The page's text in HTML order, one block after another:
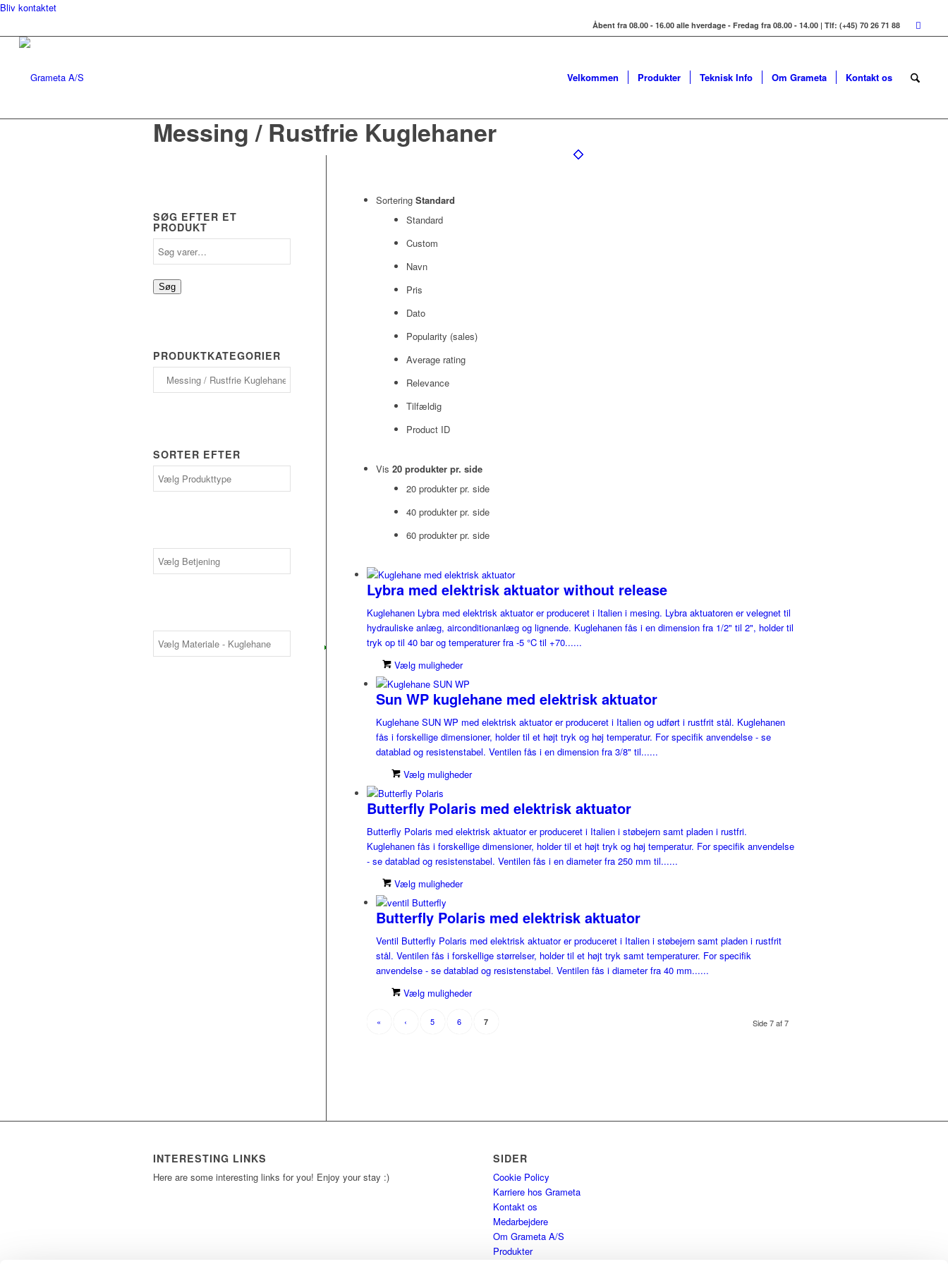
Bliv kontaktet
Åbent fra 08.00 - 16.00 alle hverdage - Fredag fra 08.00 - 14.00 | Tlf: (+45) 70 26 71 88
Velkommen Produkter Teknisk Info Om Grameta Kontakt os
Messing / Rustfrie Kuglehaner
Sortering Standard
Standard
Custom
Navn
Pris
Dato
Popularity (sales)
Average rating
Relevance
Tilfældig
Product ID
Vis 20 produkter pr. side
20 produkter pr. side
40 produkter pr. side
60 produkter pr. side
Lybra med elektrisk aktuator without release
Kuglehanen Lybra med elektrisk aktuator er produceret i Italien i mesing. Lybra aktuatoren er velegnet til
hydrauliske anlæg, airconditionanlæg og lignende. Kuglehanen fås i en dimension fra 1/2" til 2", holder til
tryk op til 40 bar og temperaturer fra -5 °C til +70......
Vælg muligheder
Sun WP kuglehane med elektrisk aktuator
Kuglehane SUN WP med elektrisk aktuator er produceret i Italien og udført i rustfrit stål. Kuglehanen
fås i forskellige dimensioner, holder til et højt tryk og høj temperatur. For specifik anvendelse - se
datablad og resistenstabel. Ventilen fås i en dimension fra 3/8" til......
Vælg muligheder
Butterfly Polaris med elektrisk aktuator
Butterfly Polaris med elektrisk aktuator er produceret i Italien i støbejern samt pladen i rustfri.
Kuglehanen fås i forskellige dimensioner, holder til et højt tryk og høj temperatur. For specifik anvendelse
- se datablad og resistenstabel. Ventilen fås i en diameter fra 250 mm til......
Vælg muligheder
Butterfly Polaris med elektrisk aktuator
Ventil Butterfly Polaris med elektrisk aktuator er produceret i Italien i støbejern samt pladen i rustfrit
stål. Ventilen fås i forskellige størrelser, holder til et højt tryk samt temperaturer. For specifik
anvendelse - se datablad og resistenstabel. Ventilen fås i diameter fra 40 mm......
Vælg muligheder
Side 7 af 7
« ‹ 5 6 7
SØG EFTER ET
PRODUKT
efter:
Søg
PRODUKTKATEGORIER
SORTER EFTER
INTERESTING LINKS
Here are some interesting links for you! Enjoy your stay :)
SIDER
Cookie Policy
Karriere hos Grameta
Kontakt os
Medarbejdere
Om Grameta A/S
Produkter